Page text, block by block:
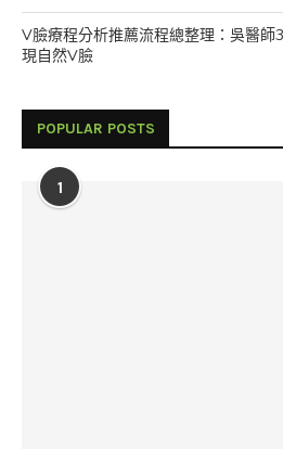
V臉療程分析推薦流程總整理：吳醫師
現自然V臉
POPULAR POSTS
1